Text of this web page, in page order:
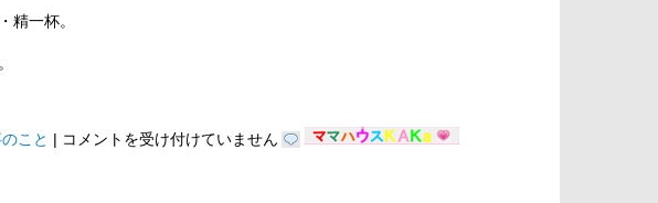
精一杯。
こと | 預
コメントを受け付けていません